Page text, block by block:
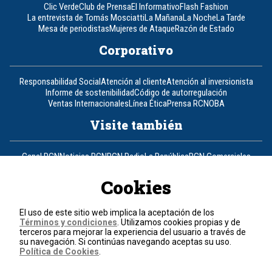
Clic VerdeClub de PrensaEl InformativoFlash Fashion
La entrevista de Tomás MosciattiLa MañanaLa NocheLa Tarde
Mesa de periodistasMujeres de AtaqueRazón de Estado
Corporativo
Responsabilidad SocialAtención al clienteAtención al inversionista
Informe de sostenibilidadCódigo de autorregulación
Ventas InternacionalesLínea ÉticaPrensa RCNOBA
Visite también
Canal RCNNoticias RCNRCN RadioLa RepúblicaRCN Comerciales
Un producto de RCN Televisión
Contáctenos
Teléfono+57 (601) 426 92 92
Cookies
El uso de este sitio web implica la aceptación de los
Términos y condiciones . Utilizamos cookies propias y de
terceros para mejorar la experiencia del usuario a través de
su navegación. Si continúas navegando aceptas su uso.
Política de Cookies